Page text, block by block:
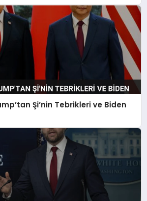
Şi’nin Tebrikleri ve Biden